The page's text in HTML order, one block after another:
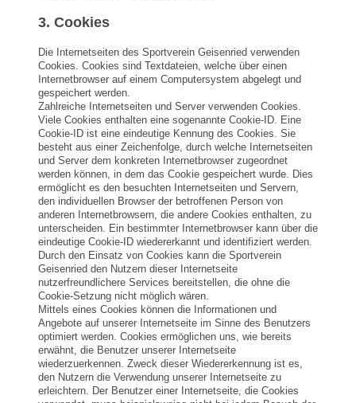
3. Cookies
Die Internetseiten des Sportverein Geisenried verwenden
Cookies. Cookies sind Textdateien, welche über einen
Internetbrowser auf einem Computersystem abgelegt und
gespeichert werden.
Zahlreiche Internetseiten und Server verwenden Cookies.
Viele Cookies enthalten eine sogenannte Cookie-ID. Eine
Cookie-ID ist eine eindeutige Kennung des Cookies. Sie
besteht aus einer Zeichenfolge, durch welche Internetseiten
und Server dem konkreten Internetbrowser zugeordnet
werden können, in dem das Cookie gespeichert wurde. Dies
ermöglicht es den besuchten Internetseiten und Servern,
den individuellen Browser der betroffenen Person von
anderen Internetbrowsern, die andere Cookies enthalten, zu
unterscheiden. Ein bestimmter Internetbrowser kann über die
eindeutige Cookie-ID wiedererkannt und identifiziert werden.
Durch den Einsatz von Cookies kann die Sportverein
Geisenried den Nutzern dieser Internetseite
nutzerfreundlichere Services bereitstellen, die ohne die
Cookie-Setzung nicht möglich wären.
Mittels eines Cookies können die Informationen und
Angebote auf unserer Internetseite im Sinne des Benutzers
optimiert werden. Cookies ermöglichen uns, wie bereits
erwähnt, die Benutzer unserer Internetseite
wiederzuerkennen. Zweck dieser Wiedererkennung ist es,
den Nutzern die Verwendung unserer Internetseite zu
erleichtern. Der Benutzer einer Internetseite, die Cookies